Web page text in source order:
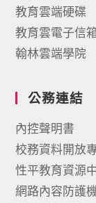
教育雲端硬碟
教育雲電子信
翰林雲端學院
公務連結
內控聲明書
校務資料開放
性平教育資源
網路內容防護